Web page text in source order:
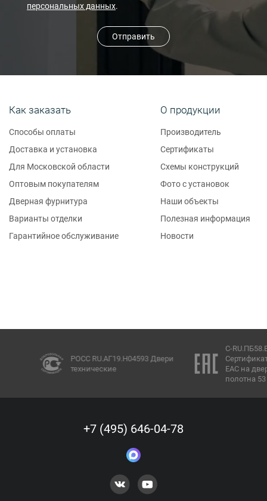
персональных данных.
Отправить
Как заказать
Способы оплаты
Доставка и установка
Для Московской области
Оптовым покупателям
Дверная фурнитура
Варианты отделки
Гарантийное обслуживание
О продукции
Производитель
Сертификаты
Схемы конструкций
Фото с установок
Наши объекты
Полезная информация
Новости
РОСС RU.АГ19.Н04593 Двери
технические
C-RU.ПБ58.В.00847/
Сертификат
ЕАС на двери EI60
полотна 53 мм)
+7 (495) 646-04-78